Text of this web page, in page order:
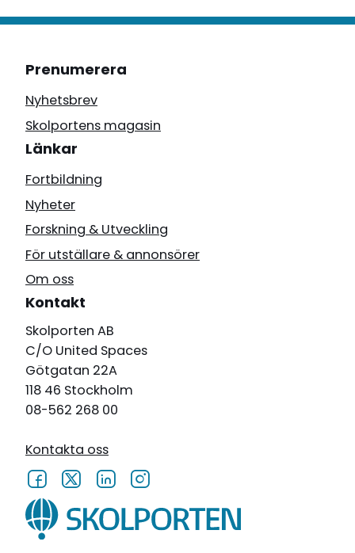
Prenumerera
Nyhetsbrev
Skolportens magasin
Länkar
Fortbildning
Nyheter
Forskning & Utveckling
För utställare & annonsörer
Om oss
Kontakt
Skolporten AB
C/O United Spaces
Götgatan 22A
118 46 Stockholm
08-562 268 00
Kontakta oss